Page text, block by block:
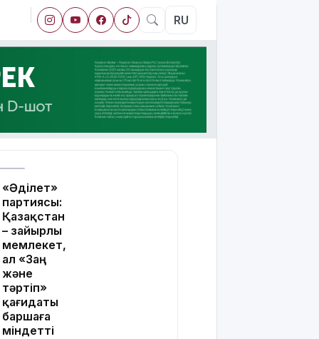
RU
«Әділет»
партиясы:
Қазақстан
– зайырлы
мемлекет,
ал «Заң
және
тәртіп»
қағидаты
баршаға
міндетті